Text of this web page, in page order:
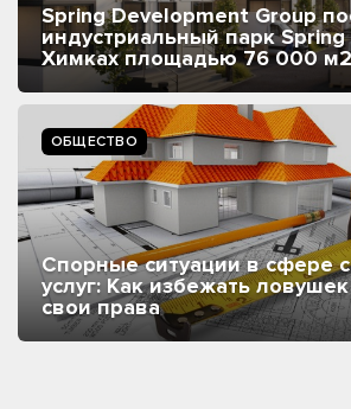
Spring Development Group
индустриальный парк
Химках площадью 76 000 м2
ОБЩЕСТВО
Спорные ситуации в сфере
услуг: Как избежать
свои права